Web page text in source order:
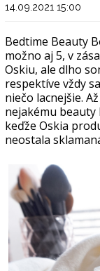
14.09.2021 15:00
Bedtime Beauty
možno aj 5, v
Oskiu, ale dlho
respektíve vždy
niečo lacnejšie.
nejakému beauty
keďže Oskia
neostala